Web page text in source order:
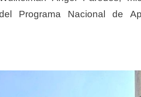
Programa Nacional de